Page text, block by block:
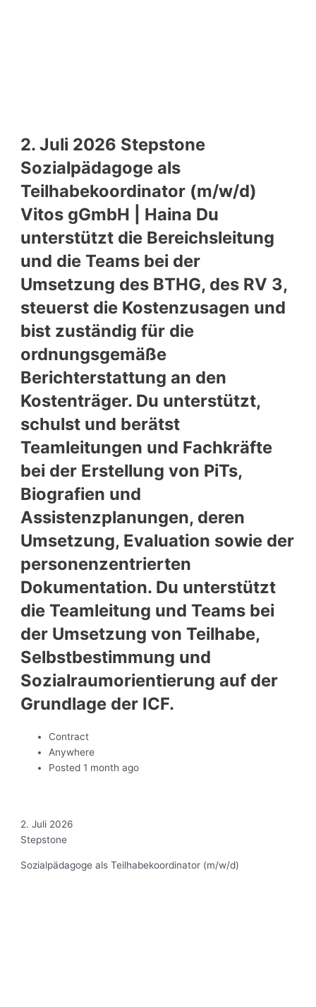
2. Juli 2026 Stepstone
Sozialpädagoge als
Teilhabekoordinator (m/w/d)
Vitos gGmbH | Haina Du
unterstützt die Bereichsleitung
und die Teams bei der
Umsetzung des BTHG, des RV 3,
steuerst die Kostenzusagen und
bist zuständig für die
ordnungsgemäße
Berichterstattung an den
Kostenträger. Du unterstützt,
schulst und berätst
Teamleitungen und Fachkräfte
bei der Erstellung von PiTs,
Biografien und
Assistenzplanungen, deren
Umsetzung, Evaluation sowie der
personenzentrierten
Dokumentation. Du unterstützt
die Teamleitung und Teams bei
der Umsetzung von Teilhabe,
Selbstbestimmung und
Sozialraumorientierung auf der
Grundlage der ICF.
Contract
Anywhere
Posted 1 month ago
2. Juli 2026
Stepstone
Sozialpädagoge als Teilhabekoordinator (m/w/d)